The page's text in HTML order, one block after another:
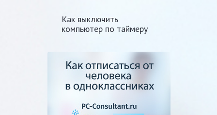
Как выключить
компьютер по таймеру